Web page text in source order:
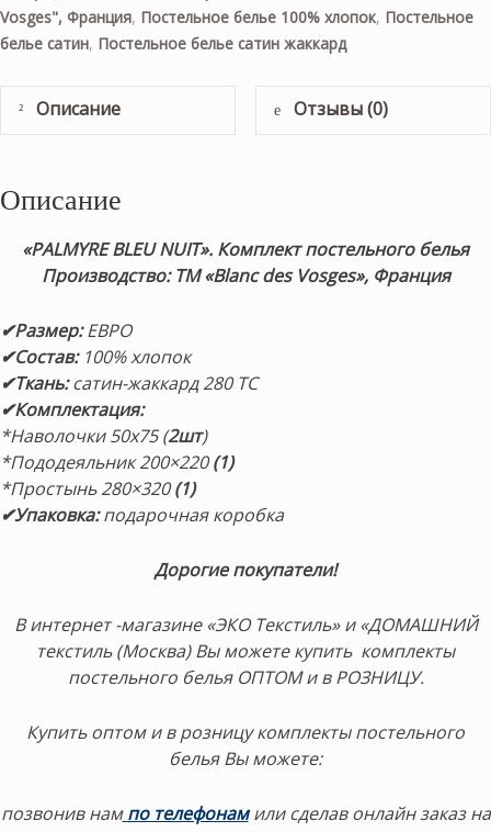
Vosges", Франция, Постельное белье 100% хлопок, Постельное
белье сатин, Постельное белье сатин жаккард
Описание Отзывы (0)
Описание
«PALMYRE BLEU NUIT». Комплект постельного белья
Производство: ТМ «Blanc des Vosges», Франция
✔Размер:ЕВРО
✔Состав: 100% хлопок
✔Ткань:сатин-жаккард 280 TC
✔Комплектация:
*Наволочки 50х75 (2шт)
*Пододеяльник 200×220(1)
*Простынь 280×320(1)
✔Упаковка:подарочная коробка
Дорогие покупатели!
В интернет -магазине «ЭКО Текстиль» и «ДОМАШНИЙ
текстиль (Москва) Вы можете купить комплекты
постельного белья ОПТОМ и в РОЗНИЦУ.
Купить оптом и в розницу комплекты постельного
белья Вы можете:
позвонив нам по телефонам или сделав онлайн заказ на